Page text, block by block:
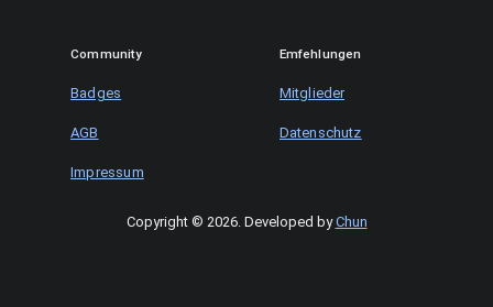
Community Emfehlungen
Badges Mitglieder
AGB Datenschutz
Impressum
Copyright © 2026. Developed byChun